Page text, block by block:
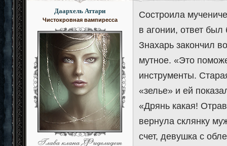
Даархель Аттари
Чистокровная вампиресса
Состроила
в агонии, ответ
Знахарь закончил
мутное. «Это
инструменты.
«зелье» и ей
«Дрянь какая!
вернула склянку
счет, девушка с